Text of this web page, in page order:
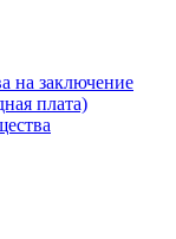
на заключение
плата)